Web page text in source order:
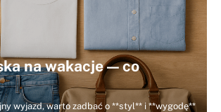
na wakacje — co
wyjazd, warto zadbać o **styl** i **wygodę**